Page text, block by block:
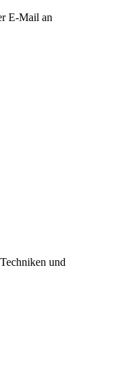
E-Mail an
und